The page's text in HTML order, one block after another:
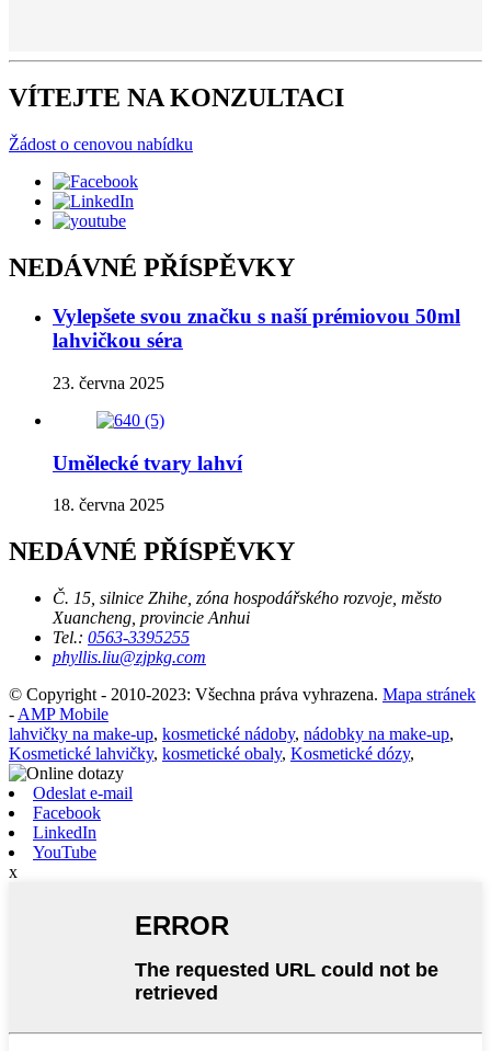
VÍTEJTE NA KONZULTACI
Žádost o cenovou nabídku
NEDÁVNÉ PŘÍSPĚVKY
Vylepšete svou značku s naší prémiovou 50ml
lahvičkou séra
23. června 2025
Umělecké tvary lahví
18. června 2025
NEDÁVNÉ PŘÍSPĚVKY
Č. 15, silnice Zhihe, zóna hospodářského rozvoje, město
Xuancheng, provincie Anhui
Tel.: 0563-3395255
phyllis.liu@zjpkg.com
© Copyright - 2010-2023: Všechna práva vyhrazena. Mapa stránek
- AMP Mobile
lahvičky na make-up, kosmetické nádoby, nádobky na make-up,
Kosmetické lahvičky, kosmetické obaly, Kosmetické dózy,
Odeslat e-mail
Facebook
LinkedIn
YouTube
x